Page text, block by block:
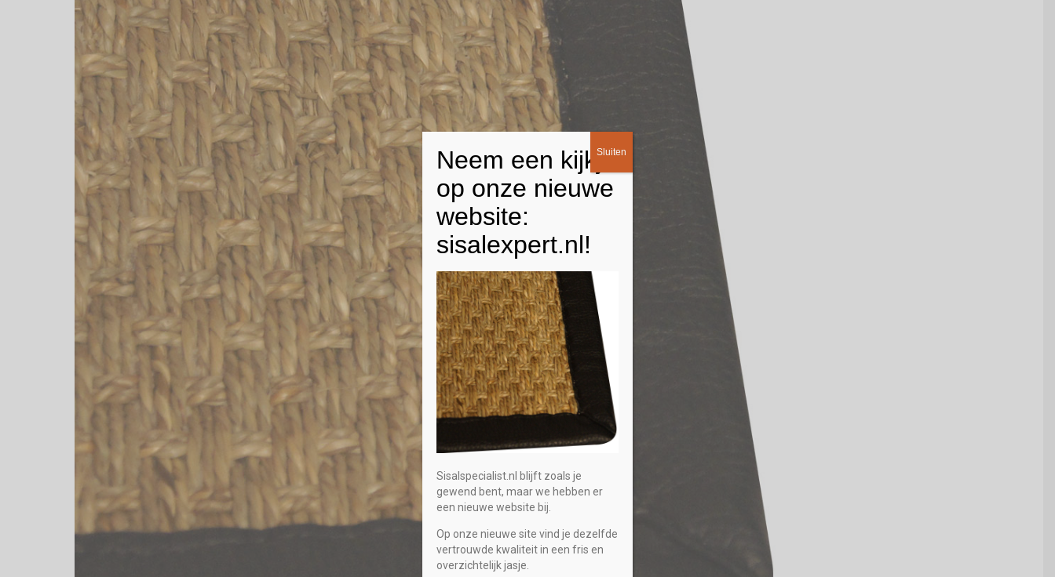
Neem een kijkje
op onze nieuwe
website:
sisalexpert.nl!
Sisalspecialist.nl blijft zoals je
gewend bent, maar we hebben er
een nieuwe website bij.
Op onze nieuwe site vind je dezelfde
vertrouwde kwaliteit in een fris en
overzichtelijk jasje.
Sluiten